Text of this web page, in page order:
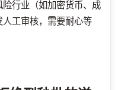
行业（如加密货币、成
工审核，需要耐心等